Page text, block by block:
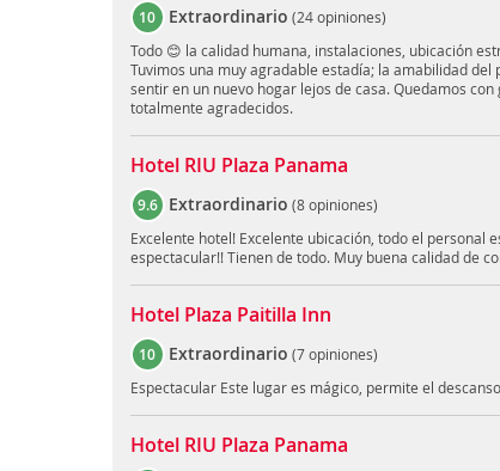
10 Extraordinario (24 opiniones)
Todo 😊 la calidad humana, instalaciones, ubicación
Tuvimos una muy agradable estadía; la amabilidad
sentir en un nuevo hogar lejos de casa. Quedamos
totalmente agradecidos.
Hotel RIU Plaza Panama
9.6 Extraordinario (8 opiniones)
Excelente hotel! Excelente ubicación, todo el personal
espectacular!! Tienen de todo. Muy buena calidad de
Hotel Plaza Paitilla Inn
10 Extraordinario (7 opiniones)
Espectacular Este lugar es mágico, permite el
Hotel RIU Plaza Panama